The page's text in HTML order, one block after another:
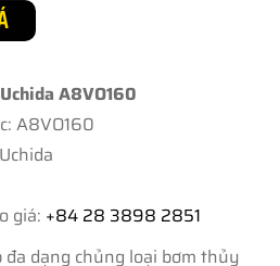
A8VO160
A8VO160
giá: +84 28 3898 2851
đa dạng chủng loại bơm thủy